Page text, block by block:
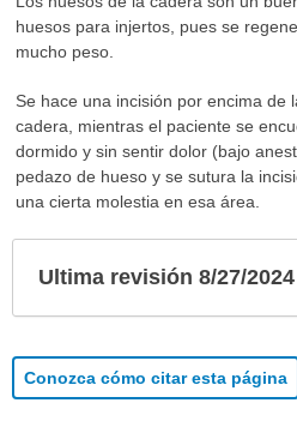
huesos para injertos, pues se
mucho peso.
Se hace una incisión por encima de
cadera, mientras el paciente se
dormido y sin sentir dolor (bajo
pedazo de hueso y se sutura la
una cierta molestia en esa área.
Ultima revisión 8/27/2024
Conozca cómo citar esta página